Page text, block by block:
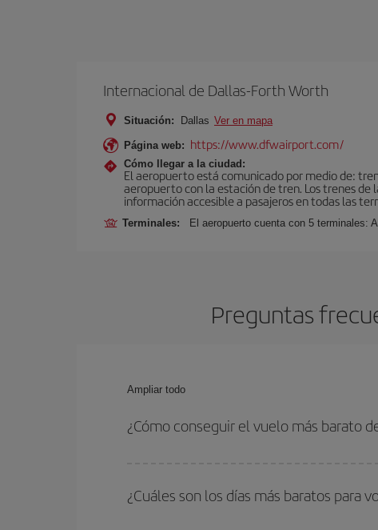
Internacional de Dallas-Forth Worth
Situación: Dallas Ver en mapa
Página web: https://www.dfwairport.com/
Cómo llegar a la ciudad:
El aeropuerto está comunicado por medio de:
aeropuerto con la estación de tren. Los trenes
información accesible a pasajeros en todas las
Terminales: El aeropuerto cuenta con 5 terminales:
Preguntas
Ampliar todo
¿Cómo conseguir el vuelo más barato
vuelta. Además, si no tienes decidido un destino
¿Cuáles son los días más baratos para